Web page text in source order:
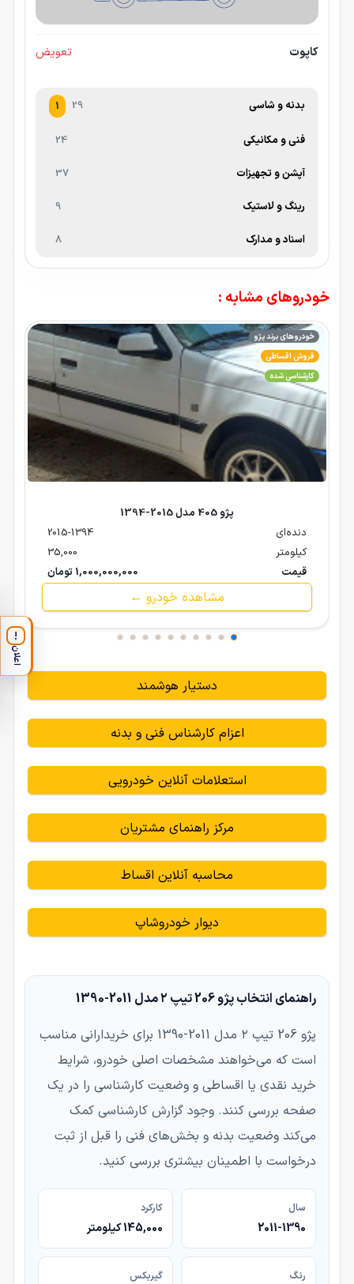
کاپوت تعویض
بدنه و شاسی 29
1
فنی و مکانیکی 24
آپشن و تجهیزات 37
رینگ و لاستیک 9
اسناد و مدارک 8
خودروهای مشابه :
خودروهای برند پژو
فروش اقساطی
کارشناسی شده
پژو 405 مدل 2015-1394
دنده‌ای
2015-1394
کیلومتر
35,000
قیمت
1,000,000,000 تومان
مشاهده خودرو ←
دستیار هوشمند
اعزام کارشناس فنی و بدنه
استعلامات آنلاین خودرویی
مرکز راهنمای مشتریان
محاسبه آنلاین اقساط
دیوار خودروشاپ
راهنمای انتخاب پژو 206 تیپ ۲ مدل 2011-1390
پژو 206 تیپ ۲ مدل 2011-1390 برای خریدارانی مناسب
است که می‌خواهند مشخصات اصلی خودرو، شرایط
خرید نقدی یا اقساطی و وضعیت کارشناسی را در یک
صفحه بررسی کنند. وجود گزارش کارشناسی کمک
می‌کند وضعیت بدنه و بخش‌های فنی را قبل از ثبت
درخواست با اطمینان بیشتری بررسی کنید.
سال
2011-1390
کارکرد
145,000 کیلومتر
رنگ گیربکس
!
اعلان